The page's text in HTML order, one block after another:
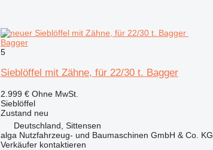
Bagger
5
Sieblöffel mit Zähne, für 22/30 t. Bagger
2.999 € Ohne MwSt.
Sieblöffel
Zustand neu
Deutschland, Sittensen
alga Nutzfahrzeug- und Baumaschinen GmbH & Co. KG
Verkäufer kontaktieren